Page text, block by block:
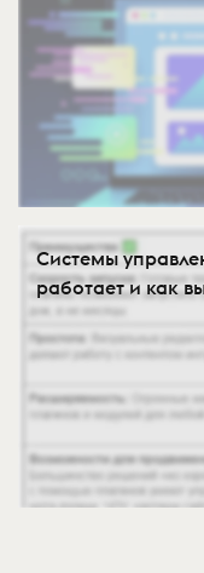
Системы
работает и как